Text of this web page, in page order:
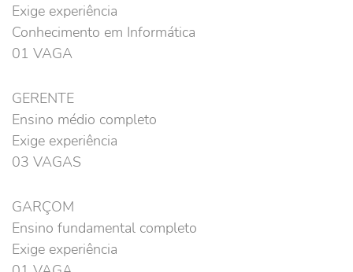
Exige experiência
Conhecimento em Informática
01 VAGA
GERENTE
Ensino médio completo
Exige experiência
03 VAGAS
GARÇOM
Ensino fundamental completo
Exige experiência